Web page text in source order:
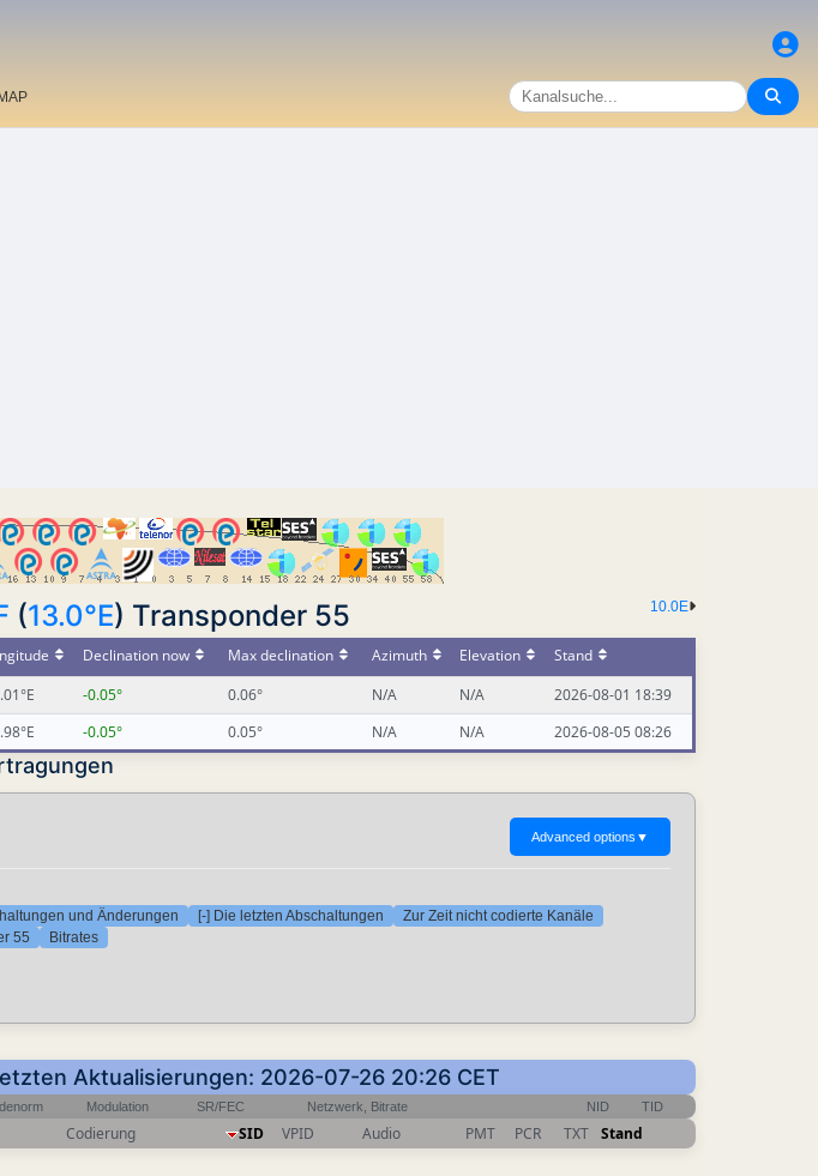
10.0E
(13.0°E) Transponder 55
Declination now Max declination Azimuth Elevation
Stand
-0.05° 0.06° N/A N/A
2026-08-01 18:39
-0.05° 0.05° N/A N/A 2026-08-05 08:26
Advanced options ▼
und Änderungen [-] Die letzten Abschaltungen
Zur Zeit nicht codierte Kanäle
55
Bitrates
Aktualisierungen: 2026-07-26 20:26 CET
Modulation SR/FEC Netzwerk, Bitrate NID TID
Codierung SID VPID Audio PMT PCR TXT Stand